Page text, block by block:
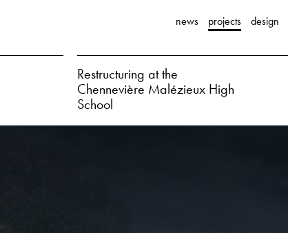
news projects design
Restructuring at the
Chennevière Malézieux High
School